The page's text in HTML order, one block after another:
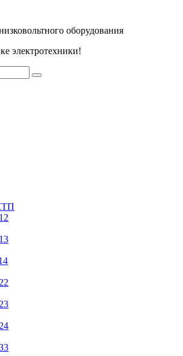
оборудования
электротехники!